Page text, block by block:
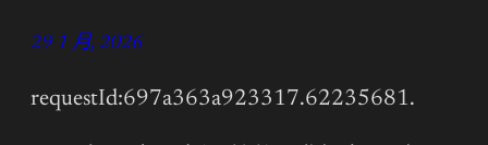
29 1 月, 2026
requestId:697a363a923317.62235681.